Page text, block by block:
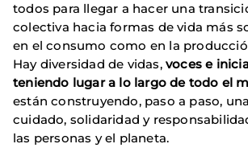
todos para llegar a hacer una
colectiva hacia formas de vida más
en el consumo como en la
Hay diversidad de vidas, voces e
teniendo lugar a lo largo de todo el
están construyendo, paso a paso,
cuidado, solidaridad y
las personas y el planeta.